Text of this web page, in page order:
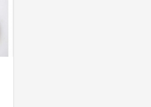
資する事業
によるまちづくり事業、ポイ捨て禁止